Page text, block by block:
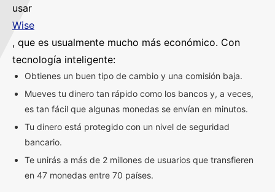
usar
Wise
, que es usualmente mucho más económico. Con
tecnología inteligente:
Obtienes un buen tipo de cambio y una comisión baja.
Mueves tu dinero tan rápido como los bancos y, a veces,
es tan fácil que algunas monedas se envían en minutos.
Tu dinero está protegido con un nivel de seguridad
bancario.
Te unirás a más de 2 millones de usuarios que transfieren
en 47 monedas entre 70 países.